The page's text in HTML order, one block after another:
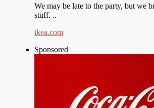
We may be late to the party, but we
stuff. ..
ikea.com
Sponsored